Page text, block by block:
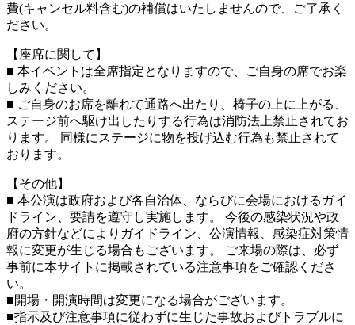
費(キャンセル料含む)の補償はいたしませんので、ご了承く
ださい。
【座席に関して】
■ 本イベントは全席指定となりますので、ご自身の席でお楽
しみください。
■ ご自身のお席を離れて通路へ出たり、椅子の上に上がる、
ステージ前へ駆け出したりする行為は消防法上禁止されてお
ります。 同様にステージに物を投げ込む行為も禁止されて
おります。
【その他】
■ 本公演は政府および各自治体、ならびに会場におけるガイ
ドライン、要請を遵守し実施します。 今後の感染状況や政
府の方針などによりガイドライン、公演情報、感染症対策情
報に変更が生じる場合もございます。 ご来場の際は、必ず
事前に本サイトに掲載されている注意事項をご確認くださ
い。
■開場・開演時間は変更になる場合がございます。
■指示及び注意事項に従わずに生じた事故およびトラブルに